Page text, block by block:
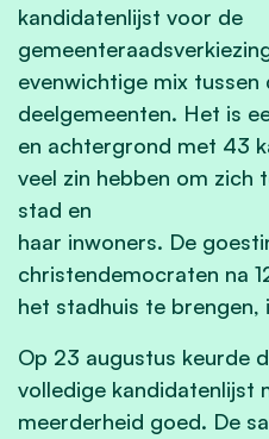
kandidatenlijst voor de
evenwichtige mix tussen
deelgemeenten. Het is
en achtergrond met 43
veel zin hebben om zich
stad en
haar inwoners. De
christendemocraten na
het stadhuis te brengen,
Op 23 augustus keurde
volledige kandidatenlijst
meerderheid goed. De